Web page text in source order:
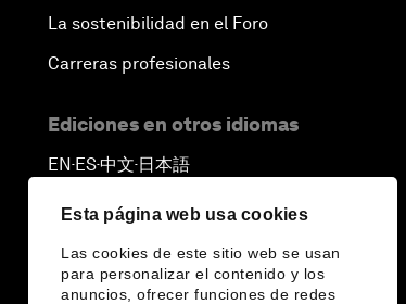
Esta página web usa cookies
Las cookies de este sitio web se usan
para personalizar el contenido y los
anuncios, ofrecer funciones de redes
La sostenibilidad en el Foro
Carreras profesionales
Ediciones en otros idiomas
EN ▪ES▪中文▪ 日本語